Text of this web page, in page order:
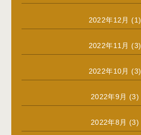
2022年12月 (1)
2022年11月 (3)
2022年10月 (3)
2022年9月 (3)
2022年8月 (3)